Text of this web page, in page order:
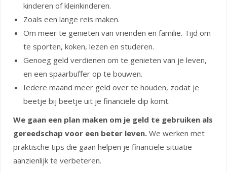
kinderen of kleinkinderen.
Zoals een lange reis maken.
Om meer te genieten van vrienden en familie. Tijd om
te sporten, koken, lezen en studeren.
Genoeg geld verdienen om te genieten van je leven,
en een spaarbuffer op te bouwen.
Iedere maand meer geld over te houden, zodat je
beetje bij beetje uit je financiële dip komt.
We gaan een plan maken om je geld te gebruiken als
gereedschap voor een beter leven. We werken met
praktische tips die gaan helpen je financiële situatie
aanzienlijk te verbeteren.